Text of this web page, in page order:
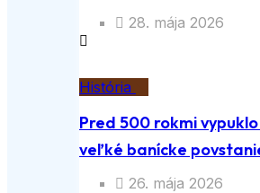
28. mája 2026
História
Pred 500 rokmi
veľké banícke
26. mája 2026